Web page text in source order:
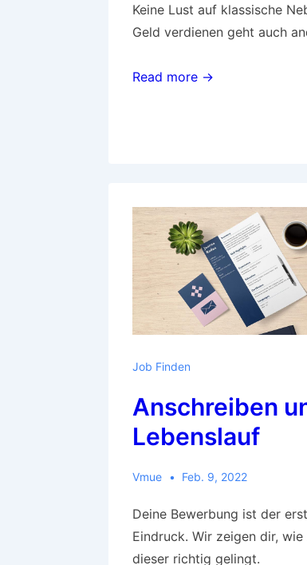
Keine Lust auf klassische
Geld verdienen geht auch
Read more →
Job Finden
Anschreiben
Lebenslauf
Vmue Feb. 9, 2022
Deine Bewerbung ist der
Eindruck. Wir zeigen dir, wie
dieser richtig gelingt.